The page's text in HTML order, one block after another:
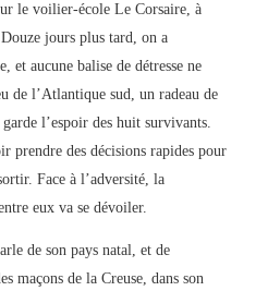
le voilier-école Le Corsaire, à
jours plus tard, on a
et aucune balise de détresse ne
de l’Atlantique sud, un radeau de
l’espoir des huit survivants.
prendre des décisions rapides pour
Face à l’adversité, la
eux va se dévoiler.
de son pays natal, et de
maçons de la Creuse, dans son